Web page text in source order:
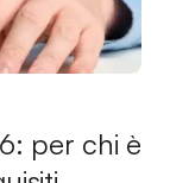
per chi è